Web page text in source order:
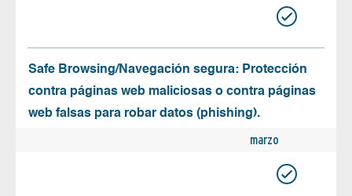
Safe Browsing/Navegación segura: Protección
contra páginas web maliciosas o contra páginas
web falsas para robar datos (phishing).
marzo